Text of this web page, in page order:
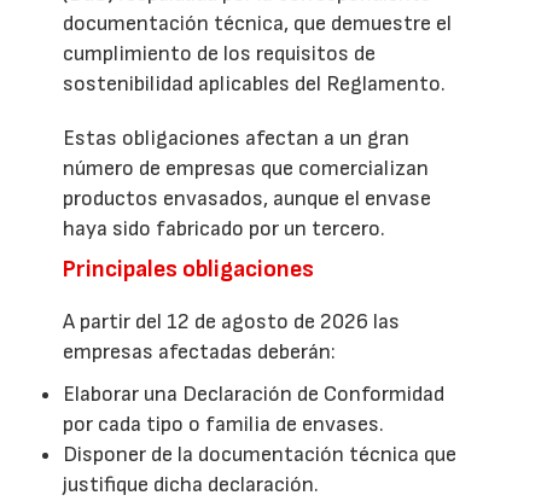
documentación técnica, que demuestre el
cumplimiento de los requisitos de
sostenibilidad aplicables del Reglamento.
Estas obligaciones afectan a un gran
número de empresas que comercializan
productos envasados, aunque el envase
haya sido fabricado por un tercero.
Principales obligaciones
A partir del 12 de agosto de 2026 las
empresas afectadas deberán:
Elaborar una Declaración de Conformidad
por cada tipo o familia de envases.
Disponer de la documentación técnica que
justifique dicha declaración.